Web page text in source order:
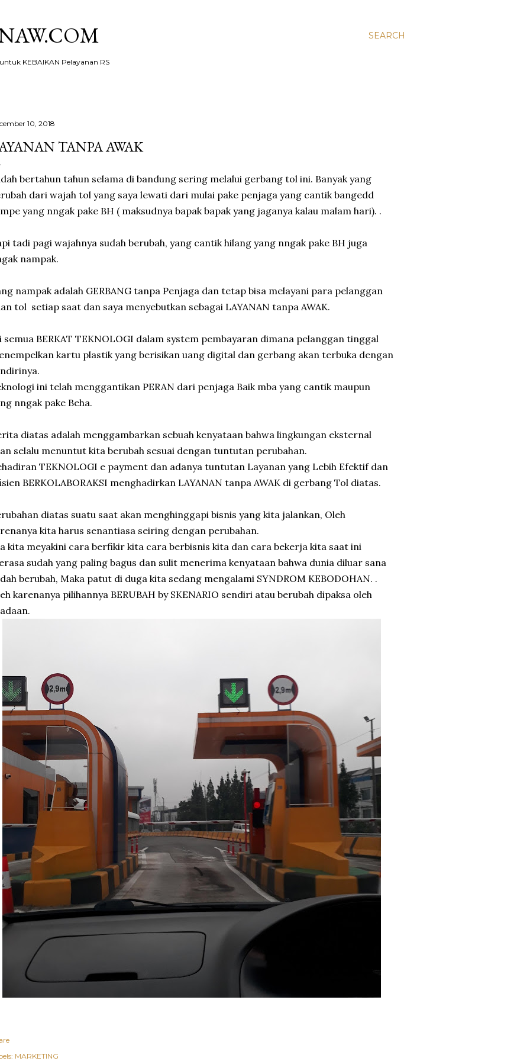
SEARCH
KEBAIKAN Pelayanan RS
10, 2018
TANPA AWAK
bertahun tahun selama di bandung sering melalui gerbang tol ini. Banyak yang
dari wajah tol yang saya lewati dari mulai pake penjaga yang cantik bangedd
yang nngak pake BH ( maksudnya bapak bapak yang jaganya kalau malam hari). .
tadi pagi wajahnya sudah berubah, yang cantik hilang yang nngak pake BH juga
nampak.
nampak adalah GERBANG tanpa Penjaga dan tetap bisa melayani para pelanggan
tol setiap saat dan saya menyebutkan sebagai LAYANAN tanpa AWAK.
semua BERKAT TEKNOLOGI dalam system pembayaran dimana pelanggan tinggal
kartu plastik yang berisikan uang digital dan gerbang akan terbuka dengan
ini telah menggantikan PERAN dari penjaga Baik mba yang cantik maupun
nngak pake Beha.
diatas adalah menggambarkan sebuah kenyataan bahwa lingkungan eksternal
selalu menuntut kita berubah sesuai dengan tuntutan perubahan.
TEKNOLOGI e payment dan adanya tuntutan Layanan yang Lebih Efektif dan
BERKOLABORAKSI menghadirkan LAYANAN tanpa AWAK di gerbang Tol diatas.
diatas suatu saat akan menghinggapi bisnis yang kita jalankan, Oleh
kita harus senantiasa seiring dengan perubahan.
kita meyakini cara berfikir kita cara berbisnis kita dan cara bekerja kita saat ini
sudah yang paling bagus dan sulit menerima kenyataan bahwa dunia diluar sana
berubah, Maka patut di duga kita sedang mengalami SYNDROM KEBODOHAN. .
karenanya pilihannya BERUBAH by SKENARIO sendiri atau berubah dipaksa oleh
MARKETING